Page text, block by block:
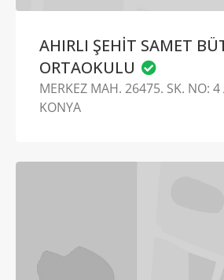
AHIRLI ŞEHİT SAMET
ORTAOKULU
MERKEZ MAH. 26475. SK. NO:
KONYA